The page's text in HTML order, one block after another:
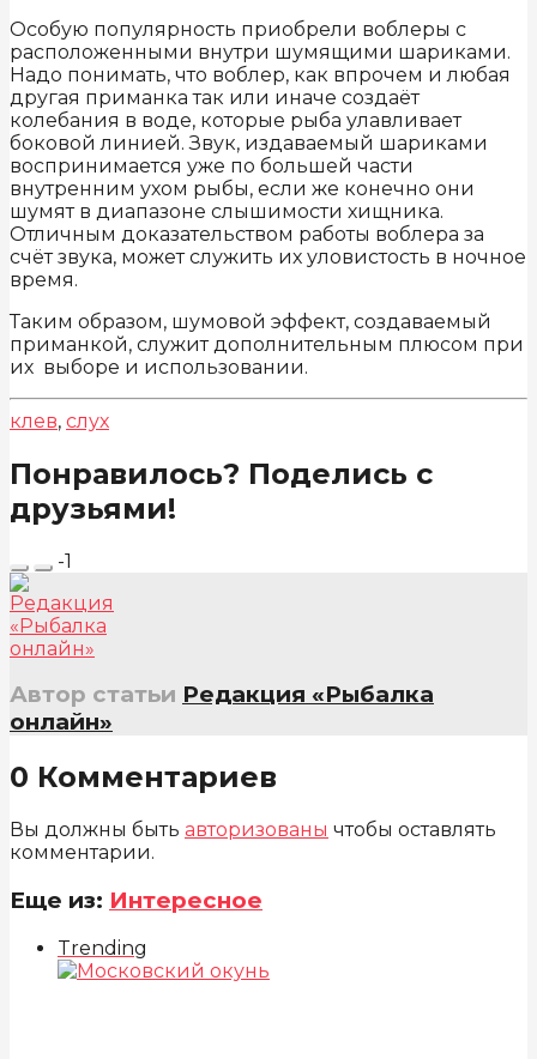
Особую популярность приобрели воблеры с
расположенными внутри шумящими шариками.
Надо понимать, что воблер, как впрочем и любая
другая приманка так или иначе создаёт
колебания в воде, которые рыба улавливает
боковой линией. Звук, издаваемый шариками
воспринимается уже по большей части
внутренним ухом рыбы, если же конечно они
шумят в диапазоне слышимости хищника.
Отличным доказательством работы воблера за
счёт звука, может служить их уловистость в ночное
время.
Таким образом, шумовой эффект, создаваемый
приманкой, служит дополнительным плюсом при
их выборе и использовании.
клев, слух
Понравилось? Поделись с
друзьями!
-1
Автор статьи Редакция «Рыбалка
онлайн»
0 Комментариев
Вы должны быть авторизованы чтобы оставлять
комментарии.
Еще из: Интересное
Trending